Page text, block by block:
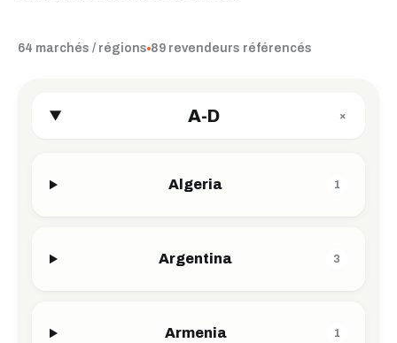
64 marchés / régions 89 revendeurs référencés
A-D +
Algeria 1
Argentina 3
Armenia 1